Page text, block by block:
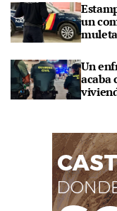
un
Un
acaba